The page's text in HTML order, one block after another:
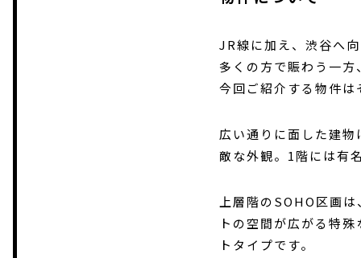
JR線に加え、渋谷へ
多くの方で賑わう一
今回ご紹介する物件
広い通りに面した建
敵な外観。1階には有
上層階のSOHO区画
トの空間が広がる特
トタイプです。